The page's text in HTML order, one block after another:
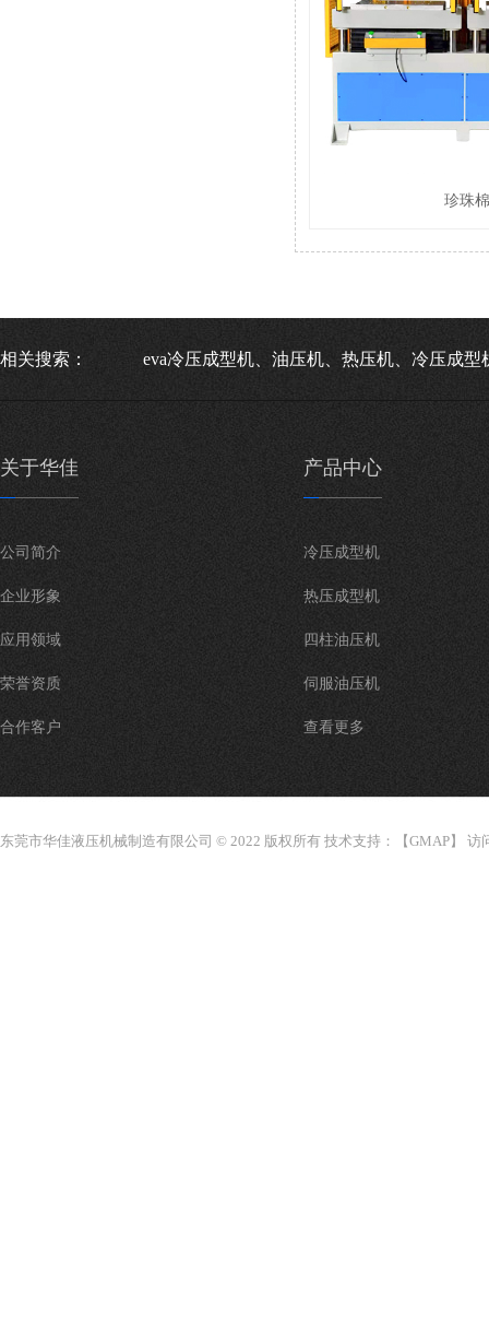
珍珠
相关搜索： eva冷压成型机、油压机、热压机、冷压成
关于华佳
公司简介
企业形象
应用领域
荣誉资质
合作客户
产品中心
冷压成型机
热压成型机
四柱油压机
伺服油压机
查看更多
东莞市华佳液压机械制造有限公司 © 2022 版权所有 技术支持：【GMAP】 访